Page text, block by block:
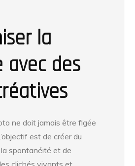
la
avec des
ne doit jamais être figée
est de créer du
spontanéité et de